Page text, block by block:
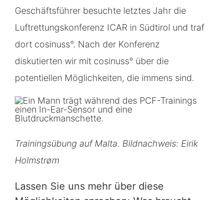
Geschäftsführer besuchte letztes Jahr die
Luftrettungskonferenz ICAR in Südtirol und traf
dort cosinuss°. Nach der Konferenz
diskutierten wir mit cosinuss° über die
potentiellen Möglichkeiten, die immens sind.
Trainingsübung auf Malta. Bildnachweis: Eirik
Holmstrøm
Lassen Sie uns mehr über diese